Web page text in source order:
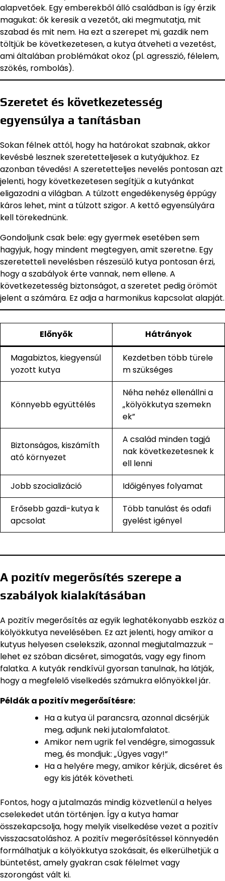
alapvetőek. Egy emberekből álló családban is így érzik
magukat: ők keresik a vezetőt, aki megmutatja, mit
szabad és mit nem. Ha ezt a szerepet mi, gazdik nem
töltjük be következetesen, a kutya átveheti a vezetést,
ami általában problémákat okoz (pl. agresszió, félelem,
szökés, rombolás).
Szeretet és következetesség
egyensúlya a tanításban
Sokan félnek attól, hogy ha határokat szabnak, akkor
kevésbé lesznek szeretetteljesek a kutyájukhoz. Ez
azonban tévedés! A szeretetteljes nevelés pontosan azt
jelenti, hogy következetesen segítjük a kutyánkat
eligazodni a világban. A túlzott engedékenység éppúgy
káros lehet, mint a túlzott szigor. A kettő egyensúlyára
kell törekednünk.
Gondoljunk csak bele: egy gyermek esetében sem
hagyjuk, hogy mindent megtegyen, amit szeretne. Egy
szeretetteli nevelésben részesülő kutya pontosan érzi,
hogy a szabályok érte vannak, nem ellene. A
következetesség biztonságot, a szeretet pedig örömöt
jelent a számára. Ez adja a harmonikus kapcsolat alapját.
Előnyök Hátrányok
Magabiztos, kiegyensúl
yozott kutya
Kezdetben több türele
m szükséges
Könnyebb együttélés
Néha nehéz ellenállni a
„kölyökkutya szemekn
ek”
Biztonságos, kiszámíth
ató környezet
A család minden tagjá
nak következetesnek k
ell lenni
Jobb szocializáció
Időigényes folyamat
Erősebb gazdi-kutya k
apcsolat
Több tanulást és odafi
gyelést igényel
A pozitív megerősítés szerepe a
szabályok kialakításában
A pozitív megerősítés az egyik leghatékonyabb eszköz a
kölyökkutya nevelésében. Ez azt jelenti, hogy amikor a
kutyus helyesen cselekszik, azonnal megjutalmazzuk –
lehet ez szóban dicséret, simogatás, vagy egy finom
falatka. A kutyák rendkívül gyorsan tanulnak, ha látják,
hogy a megfelelő viselkedés számukra előnyökkel jár.
Példák a pozitív megerősítésre:
Ha a kutya ül parancsra, azonnal dicsérjük
meg, adjunk neki jutalomfalatot.
Amikor nem ugrik fel vendégre, simogassuk
meg, és mondjuk: „Ügyes vagy!”
Ha a helyére megy, amikor kérjük, dicséret és
egy kis játék követheti.
Fontos, hogy a jutalmazás mindig közvetlenül a helyes
cselekedet után történjen. Így a kutya hamar
összekapcsolja, hogy melyik viselkedése vezet a pozitív
visszacsatoláshoz. A pozitív megerősítéssel könnyedén
formálhatjuk a kölyökkutya szokásait, és elkerülhetjük a
büntetést, amely gyakran csak félelmet vagy
szorongást vált ki.